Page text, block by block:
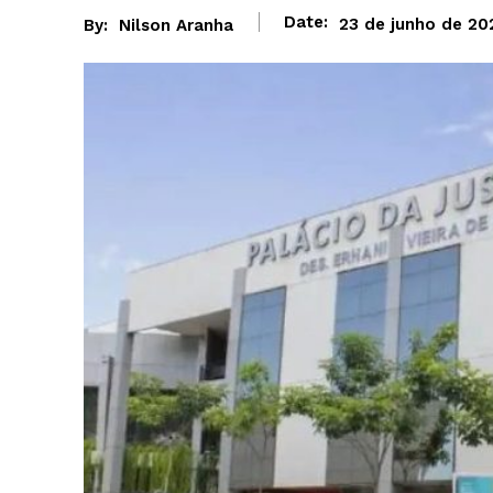
By: Nilson Aranha Date: 23 de junho de